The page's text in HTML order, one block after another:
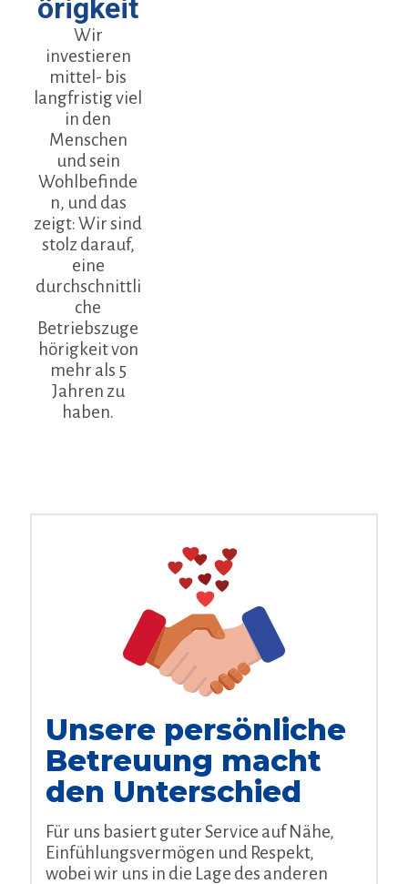
örigkeit
Wir
investieren
mittel- bis
langfristig viel
in den
Menschen
und sein
Wohlbefinde
n, und das
zeigt: Wir sind
stolz darauf,
eine
durchschnittli
che
Betriebszuge
hörigkeit von
mehr als 5
Jahren zu
haben.
Unsere persönliche
Betreuung macht
den Unterschied
Für uns basiert guter Service auf Nähe,
Einfühlungsvermögen und Respekt,
wobei wir uns in die Lage des anderen